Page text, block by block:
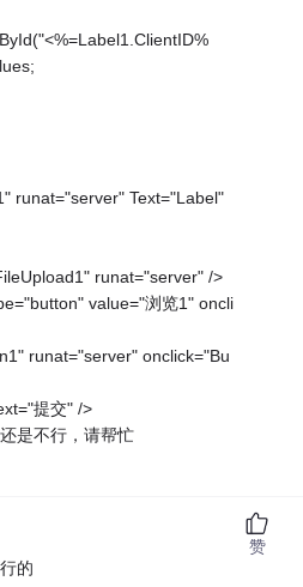
runat="server" Text="Label"
runat="server" />
value="浏览1" oncli
runat="server" onclick="Bu
提交" />
是不行，请帮忙
的
赞